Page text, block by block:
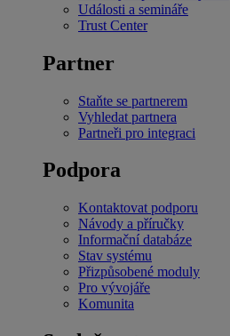
Události a semináře
Trust Center
Partner
Staňte se partnerem
Vyhledat partnera
Partneři pro integraci
Podpora
Kontaktovat podporu
Návody a příručky
Informační databáze
Stav systému
Přizpůsobené moduly
Pro vývojáře
Komunita